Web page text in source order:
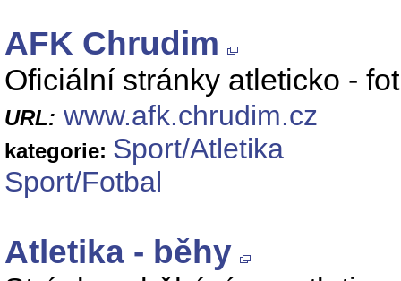
AFK Chrudim
Oficiální stránky atleticko -
URL: www.afk.chrudim.cz
kategorie: Sport/Atletika
Sport/Fotbal
Atletika - běhy